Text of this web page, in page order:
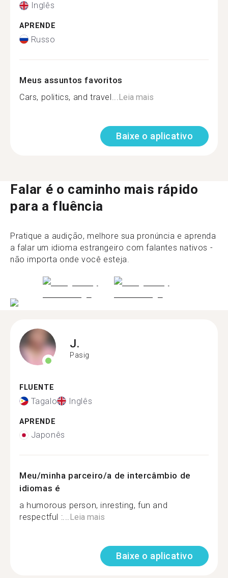
Inglês
APRENDE
Russo
Meus assuntos favoritos
Cars, politics, and travel... Leia mais
Baixe o aplicativo
Falar é o caminho mais rápido
para a fluência
Pratique a audição, melhore sua pronúncia e aprenda
a falar um idioma estrangeiro com falantes nativos -
não importa onde você esteja.
J.
Pasig
FLUENTE
Tagalo Inglês
APRENDE
Japonês
Meu/minha parceiro/a de intercâmbio de
idiomas é
a humorous person, inresting, fun and
respectful :...Leia mais
Baixe o aplicativo